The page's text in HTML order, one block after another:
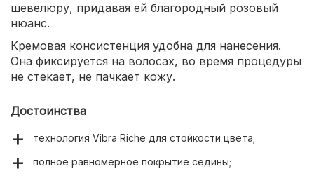
шевелюру, придавая ей благородный розовый
нюанс.
Кремовая консистенция удобна для нанесения.
Она фиксируется на волосах, во время процедуры
не стекает, не пачкает кожу.
Достоинства
технология Vibra Riche для стойкости цвета;
полное равномерное покрытие седины;